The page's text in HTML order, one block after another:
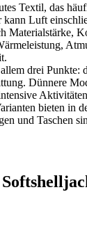
Textil, das
Luft
Materialstärke,
drei Punkte:
Dünnere
bieten in
und Taschen